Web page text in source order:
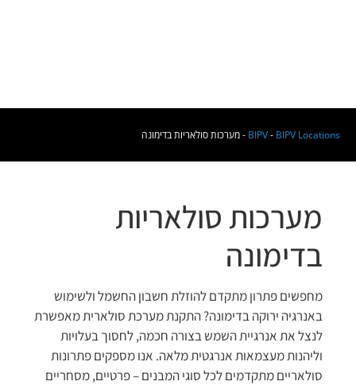
BIPV-BIPV Locations
-מערכות סולאריות בדימונה
מערכות סולאריות
בדימונה
מחפשים פתרון מתקדם להוזלת חשבון החשמל ולשימוש
באנרגיה ירוקה בדימונה? התקנת מערכת סולארית מאפשרת
לנצל את אנרגיית השמש בצורה חכמה, לחסוך בעלויות
וליהנות מעצמאות אנרגטית מלאה. אנו מספקים פתרונות
סולאריים מתקדמים לכל סוגי המבנים – פרטיים, מסחריים